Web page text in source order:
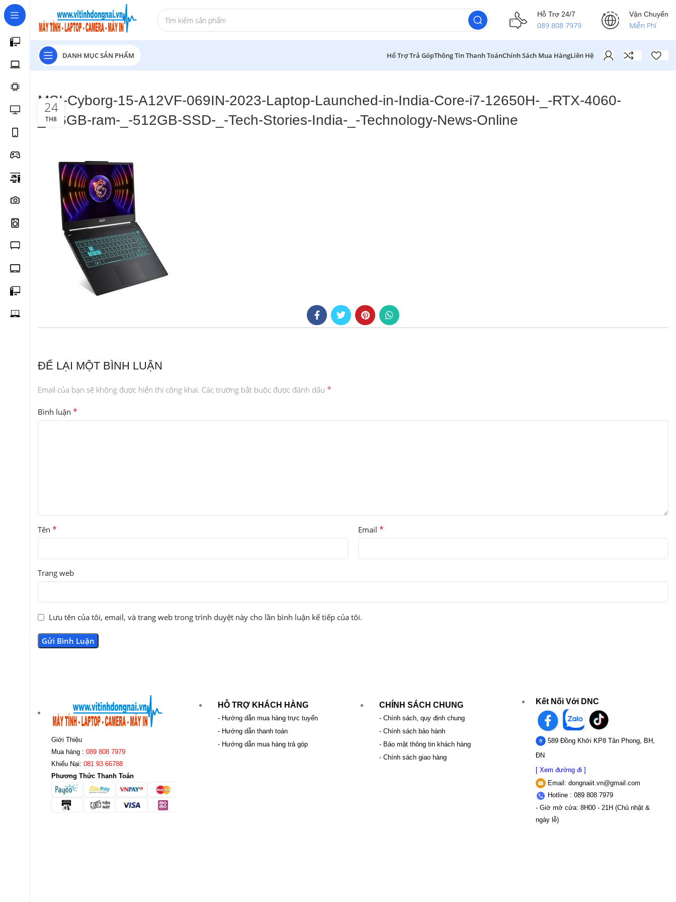
Hỗ Trợ 24/7
089 808 7979
Vận Chuyển
Miễn Phí
DANH MỤC SẢN PHẨM Hổ Trợ Trả GópThông Tin Thanh ToánChính Sách Mua HàngLiên Hệ
MSI-Cyborg-15-A12VF-069IN-2023-Laptop-Launched-in-India-Core-i7-12650H-_-RTX-4060-
_-16GB-ram-_-512GB-SSD-_-Tech-Stories-India-_-Technology-News-Online
24
TH8
ĐỂ LẠI MỘT BÌNH LUẬN
Email của bạn sẽ không được hiển thị công khai. Các trường bắt buộc được đánh dấu *
Bình luận *
Tên * Email *
Trang web
Lưu tên của tôi, email, và trang web trong trình duyệt này cho lần bình luận kế tiếp của tôi.
Giới Thiệu
Mua hàng : 089 808 7979
Khiếu Nại: 081 93 66788
Phương Thức Thanh Toán
HỖ TRỢ KHÁCH HÀNG
- Hướng dẫn mua hàng trực tuyến
- Hướng dẫn thanh toán
- Hướng dẫn mua hàng trả góp
CHÍNH SÁCH CHUNG
- Chính sách, quy định chung
- Chính sách bảo hành
- Bảo mật thông tin khách hàng
- Chính sách giao hàng
Kết Nối Với DNC
589 Đồng Khởi KP8 Tân Phong, BH,
ĐN
[ Xem đường đi ]
Email: dongnaiit.vn@gmail.com
Hotline : 089 808 7979
- Giờ mở cửa: 8H00 - 21H (Chủ nhật &
ngày lễ)